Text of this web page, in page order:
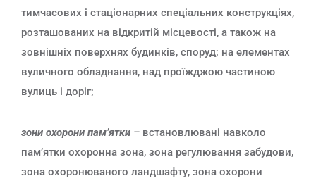
тимчасових і стаціонарних спеціальних конструкціях,
розташованих на відкритій місцевості, а також на
зовнішніх поверхнях будинків, споруд; на елементах
вуличного обладнання, над проїжджою частиною
вулиць і доріг;
зони охорони пам’ятки – встановлювані навколо
пам’ятки охоронна зона, зона регулювання забудови,
зона охоронюваного ландшафту, зона охорони